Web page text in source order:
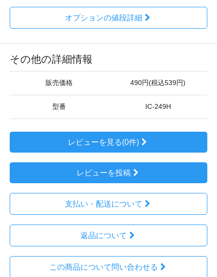
オプションの値段詳細
その他の詳細情報
販売価格 490円(税込539円)
型番 IC-249H
レビューを見る(0件)
レビューを投稿
支払い・配送について
返品について
この商品について問い合わせる